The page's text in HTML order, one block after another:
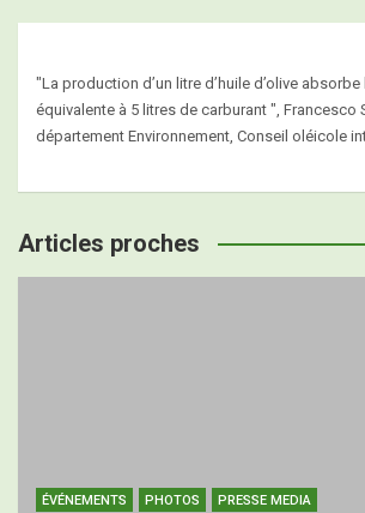
"La production d’un litre d’huile d’olive absorbe
équivalente à 5 litres de carburant ", Francesco
département Environnement, Conseil oléicole
Articles proches
ÉVÉNEMENTS PHOTOS PRESSE MEDIA